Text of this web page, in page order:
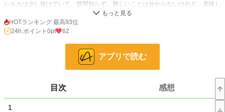
レルカは少し抜けていて、世間知らず。難しいことは分からないけれど、美味し
いものを食べることと、一生懸命頑張ることだけが取り柄の女の子。
行く当てもなく隣国へ辿り着いたレルカは、ひょんなことから無愛想なパン屋の
店主・ヴォルドリクに拾われる。
228,643 位 / 228,643 件
66,331 位 / 66,331 件
24h.ポイント
HOTランキング 最高93位
24h.ポイント 0pt 62
アプリで読む
目次 感想
1